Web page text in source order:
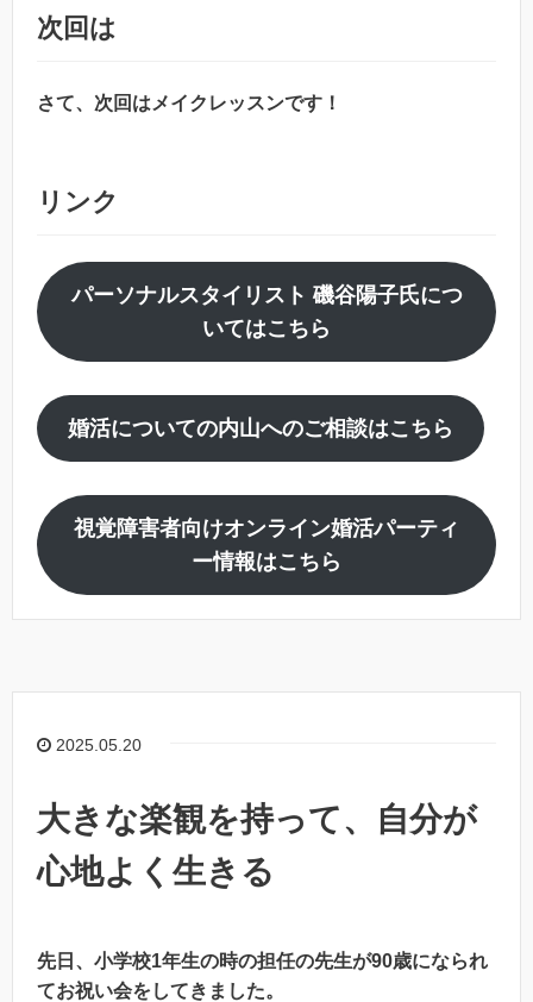
次回は
さて、次回はメイクレッスンです！
リンク
パーソナルスタイリスト 磯谷陽子氏につ
いてはこちら
婚活についての内山へのご相談はこちら
視覚障害者向けオンライン婚活パーティ
ー情報はこちら
2025.05.20
大きな楽観を持って、自分が
心地よく生きる
先日、小学校1年生の時の担任の先生が90歳になられ
てお祝い会をしてきました。